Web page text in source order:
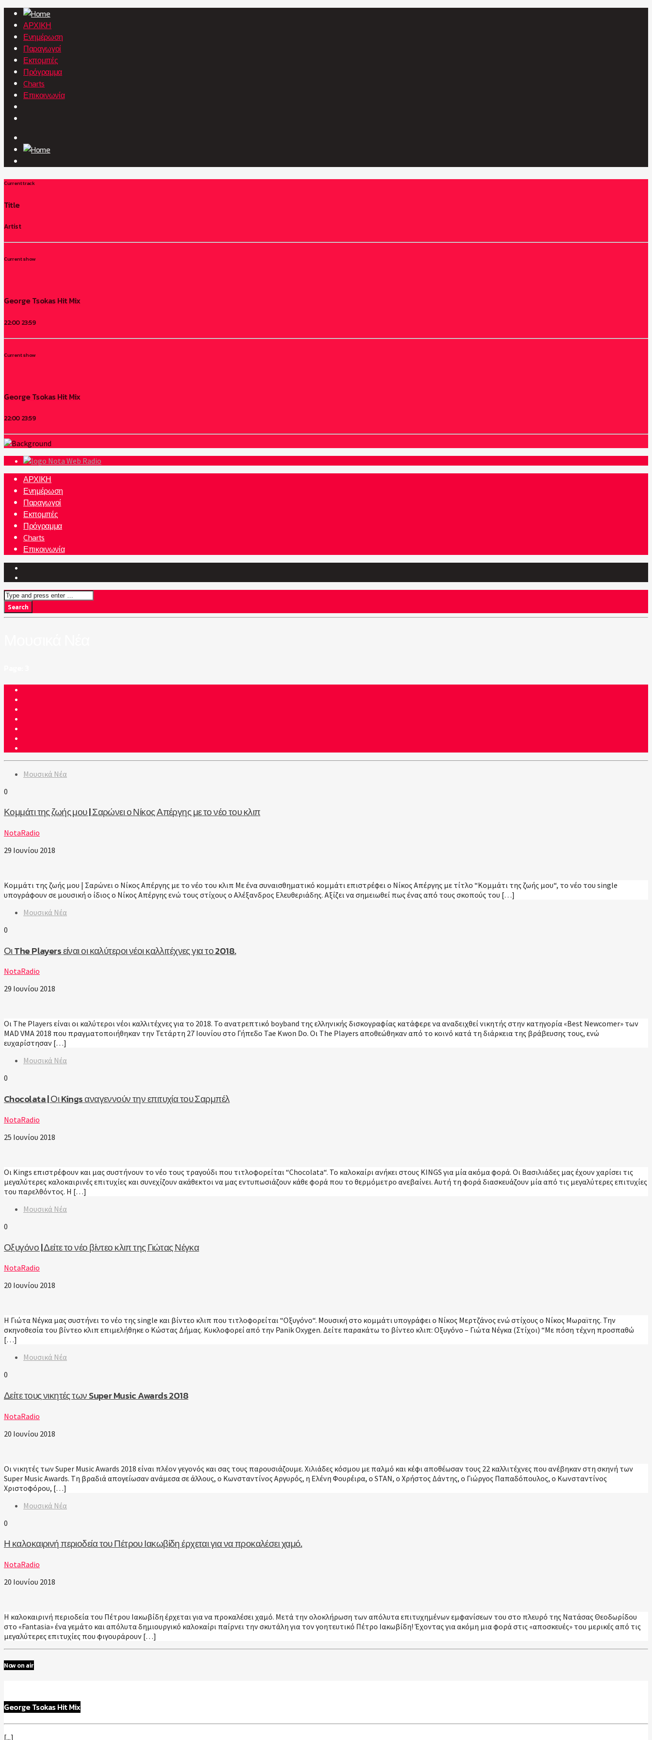
ΑΡΧΙΚΗ
Ενημέρωση
Παραγωγοί
Εκπομπές
Πρόγραμμα
Charts
Επικοινωνία
Current track
Title
Artist
Current show
George Tsokas Hit Mix
22:00 23:59
Current show
George Tsokas Hit Mix
22:00 23:59
Nota Web Radio
ΑΡΧΙΚΗ
Ενημέρωση
Παραγωγοί
Εκπομπές
Πρόγραμμα
Charts
Επικοινωνία
Μουσικά Νέα
0
Κομμάτι της ζωής μου | Σαρώνει ο Νίκος Απέργης με το νέο του κλιπ
NotaRadio
29 Ιουνίου 2018
Κομμάτι της ζωής μου | Σαρώνει ο Νίκος Απέργης με το νέο του κλιπ Με ένα συναισθηματικό κομμάτι επιστρέφει ο Νίκος Απέργης με τίτλο “Κομμάτι της ζωής μου“, το νέο του single
υπογράφουν σε μουσική ο ίδιος ο Νίκος Απέργης ενώ τους στίχους ο Αλέξανδρος Ελευθεριάδης. Αξίζει να σημειωθεί πως ένας από τους σκοπούς του […]
Μουσικά Νέα
0
Οι The Players είναι οι καλύτεροι νέοι καλλιτέχνες για το 2018.
NotaRadio
29 Ιουνίου 2018
Οι The Players είναι οι καλύτεροι νέοι καλλιτέχνες για το 2018. Το ανατρεπτικό boyband της ελληνικής δισκογραφίας κατάφερε να αναδειχθεί νικητής στην κατηγορία «Best Newcomer» των
MAD VMA 2018 που πραγματοποιήθηκαν την Τετάρτη 27 Ιουνίου στο Γήπεδο Tae Kwon Do. Οι The Players αποθεώθηκαν από το κοινό κατά τη διάρκεια της βράβευσης τους, ενώ
ευχαρίστησαν […]
Μουσικά Νέα
0
Chocolata | Οι Kings αναγεννούν την επιτυχία του Σαρμπέλ
NotaRadio
25 Ιουνίου 2018
Οι Kings επιστρέφουν και μας συστήνουν το νέο τους τραγούδι που τιτλοφορείται “Chocolata“. Το καλοκαίρι ανήκει στους KINGS για μία ακόμα φορά. Οι Βασιλιάδες μας έχουν χαρίσει τις
μεγαλύτερες καλοκαιρινές επιτυχίες και συνεχίζουν ακάθεκτοι να μας εντυπωσιάζουν κάθε φορά που το θερμόμετρο ανεβαίνει. Αυτή τη φορά διασκευάζουν μία από τις μεγαλύτερες επιτυχίες
του παρελθόντος. Η […]
Μουσικά Νέα
0
Οξυγόνο | Δείτε το νέο βίντεο κλιπ της Γιώτας Νέγκα
NotaRadio
20 Ιουνίου 2018
Η Γιώτα Νέγκα μας συστήνει το νέο της single και βίντεο κλιπ που τιτλοφορείται “Οξυγόνο“. Μουσική στο κομμάτι υπογράφει ο Νίκος Μερτζάνος ενώ στίχους ο Νίκος Μωραϊτης. Την
σκηνοθεσία του βίντεο κλιπ επιμελήθηκε ο Κώστας Δήμας. Κυκλοφορεί από την Panik Oxygen. Δείτε παρακάτω το βίντεο κλιπ: Οξυγόνο – Γιώτα Νέγκα (Στίχοι) “Με πόση τέχνη προσπαθώ
[…]
Μουσικά Νέα
0
Δείτε τους νικητές των Super Music Awards 2018
NotaRadio
20 Ιουνίου 2018
Οι νικητές των Super Music Awards 2018 είναι πλέον γεγονός και σας τους παρουσιάζουμε. Χιλιάδες κόσμου με παλμό και κέφι αποθέωσαν τους 22 καλλιτέχνες που ανέβηκαν στη σκηνή των
Super Music Awards. Tη βραδιά απογείωσαν ανάμεσα σε άλλους, ο Κωνσταντίνος Αργυρός, η Ελένη Φουρέιρα, ο STAN, o Xρήστος Δάντης, ο Γιώργος Παπαδόπουλος, ο Κωνσταντίνος
Χριστοφόρου, […]
Μουσικά Νέα
0
Η καλοκαιρινή περιοδεία του Πέτρου Ιακωβίδη έρχεται για να προκαλέσει χαμό.
NotaRadio
20 Ιουνίου 2018
Η καλοκαιρινή περιοδεία του Πέτρου Ιακωβίδη έρχεται για να προκαλέσει χαμό. Μετά την ολοκλήρωση των απόλυτα επιτυχημένων εμφανίσεων του στο πλευρό της Νατάσας Θεοδωρίδου
στο «Fantasia» ένα γεμάτο και απόλυτα δημιουργικό καλοκαίρι παίρνει την σκυτάλη για τον γοητευτικό Πέτρο Ιακωβίδη! Έχοντας για ακόμη μια φορά στις «αποσκευές» του μερικές από τις
μεγαλύτερες επιτυχίες που φιγουράρουν […]
Now on air
George Tsokas Hit Mix
[...]